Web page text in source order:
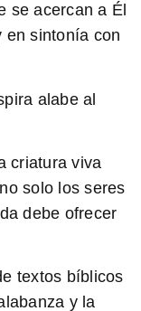
se acercan a Él
en sintonía con
alabe al
criatura viva
solo los seres
debe ofrecer
textos bíblicos
y la